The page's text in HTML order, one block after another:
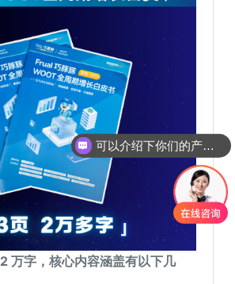
2 万字，核心内容涵盖有以下几
可以介绍下你们的产品么